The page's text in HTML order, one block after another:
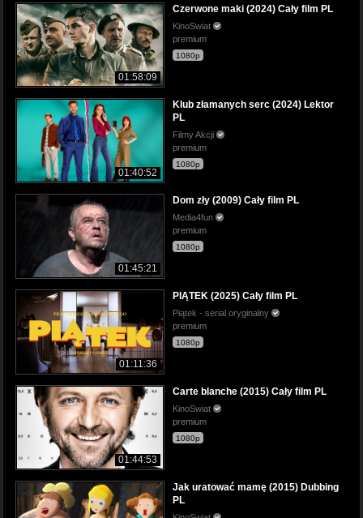
01:58:09
Czerwone maki (2024) Cały film PL
KinoSwiat
premium
1080p
01:40:52
Klub złamanych serc (2024) Lektor
PL
Filmy Akcji
premium
1080p
01:45:21
Dom zły (2009) Cały film PL
Media4fun
premium
1080p
01:11:36
PIĄTEK (2025) Cały film PL
Piątek - serial oryginalny
premium
1080p
01:44:53
Carte blanche (2015) Cały film PL
KinoSwiat
premium
1080p
Jak uratować mamę (2015) Dubbing
PL